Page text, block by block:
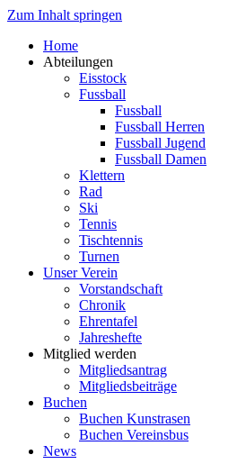
Zum Inhalt springen
Home
Abteilungen
Eisstock
Fussball
Fussball
Fussball Herren
Fussball Jugend
Fussball Damen
Klettern
Rad
Ski
Tennis
Tischtennis
Turnen
Unser Verein
Vorstandschaft
Chronik
Ehrentafel
Jahreshefte
Mitglied werden
Mitgliedsantrag
Mitgliedsbeiträge
Buchen
Buchen Kunstrasen
Buchen Vereinsbus
News